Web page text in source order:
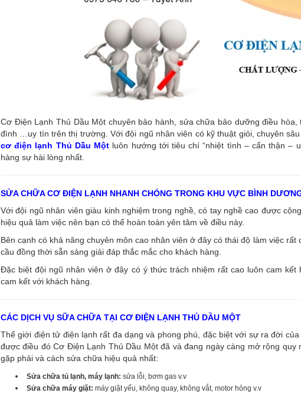
Cơ Điện Lạnh Thủ Dầu Một chuyên bảo hành, sửa chữa bảo dưỡng điều
đình …uy tín trên thị trường. Với đội ngũ nhân viên có kỹ thuật giỏi, chuyên
cơ điện lạnh Thủ Dầu Một luôn hướng tới tiêu chí “nhiệt tình – cẩn thận –
hàng sự hài lòng nhất.
SỬA CHỮA CƠ ĐIỆN LẠNH NHANH CHÓNG TRONG KHU VỰC BÌNH
Với đội ngũ nhân viên giàu kinh nghiệm trong nghề, có tay nghề cao được
hiệu quả làm việc nên bạn có thể hoàn toàn yên tâm về điều này.
Bên cạnh có khả năng chuyên môn cao nhân viên ở đây có thái độ làm việc
cầu đồng thời sẵn sàng giải đáp thắc mắc cho khách hàng.
Đặc biệt đội ngũ nhân viên ở đây có ý thức trách nhiệm rất cao luôn cam
cam kết với khách hàng.
CÁC DỊCH VỤ SỮA CHỮA TẠI CƠ ĐIỆN LẠNH THỦ DẦU MỘT
Thế giới điện tử điện lạnh rất đa dạng và phong phú, đặc biệt với sự ra đời
được điều đó Cơ Điện Lạnh Thủ Dầu Một đã và đang ngày càng mở rộng
gặp phải và cách sửa chữa hiệu quả nhất:
Sửa chữa tủ lạnh, máy lạnh: sửa lỗi, bơm gas v.v
Sửa chữa máy giặt: máy giặt yếu, không quay, không vắt, motor hỏng v.v